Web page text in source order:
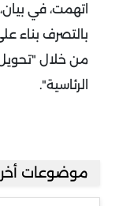
اتهمت، في
بالتصرف بناء
من خلال
الرئاسية".
موضوعات